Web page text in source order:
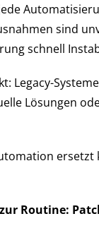
sind
schnell
Legacy-
Lösungen
Routine: